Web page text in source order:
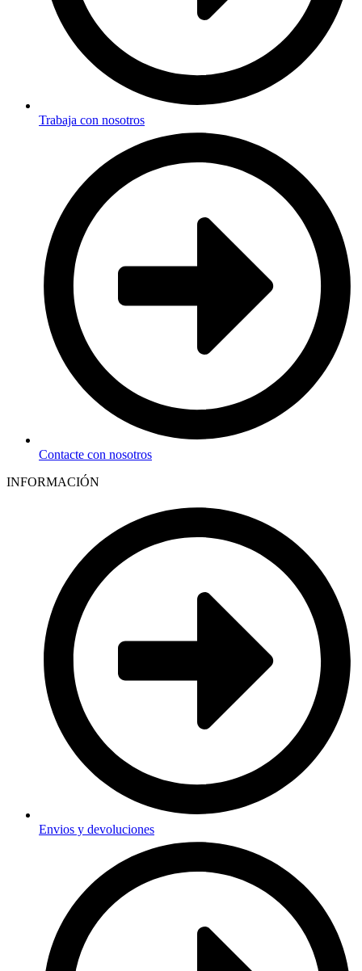
Trabaja con nosotros
Contacte con nosotros
INFORMACIÓN
Envios y devoluciones